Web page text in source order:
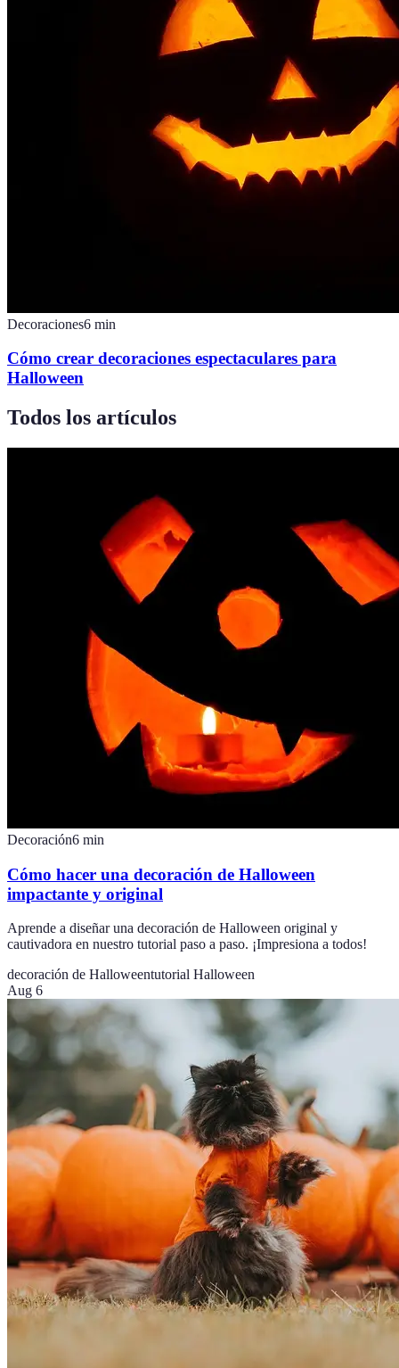
Decoraciones6 min
Cómo crear decoraciones espectaculares para
Halloween
Todos los artículos
Decoración6 min
Cómo hacer una decoración de Halloween
impactante y original
Aprende a diseñar una decoración de Halloween original y
cautivadora en nuestro tutorial paso a paso. ¡Impresiona a todos!
decoración de Halloweentutorial Halloween
Aug 6